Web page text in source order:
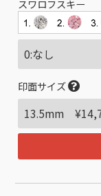
スワロフスキー
印面サイズ